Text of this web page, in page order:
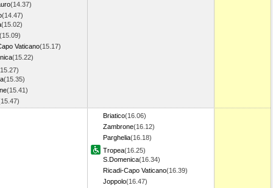
(14.37)
(14.47)
(15.02)
(15.09)
Vaticano(15.17)
(15.22)
(15.35)
(15.41)
Briatico(16.06)
Zambrone(16.12)
Parghelia(16.18)
Tropea(16.25)
S.Domenica(16.34)
Ricadi-Capo Vaticano(16.39)
Joppolo(16.47)